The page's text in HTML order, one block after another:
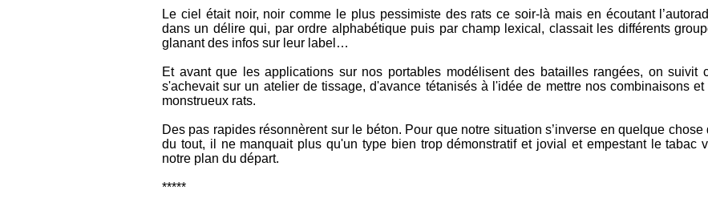
Le ciel était noir, noir comme le plus pessimiste des rats ce soir-là mais en écoutant
dans un délire qui, par ordre alphabétique puis par champ lexical, classait les différents
glanant des infos sur leur label…
Et avant que les applications sur nos portables modélisent des batailles rangées, on suivit
s'achevait sur un atelier de tissage, d'avance tétanisés à l'idée de mettre nos combinaisons
monstrueux rats.
Des pas rapides résonnèrent sur le béton. Pour que notre situation s’inverse en quelque
du tout, il ne manquait plus qu'un type bien trop démonstratif et jovial et empestant le tabac
notre plan du départ.
*****